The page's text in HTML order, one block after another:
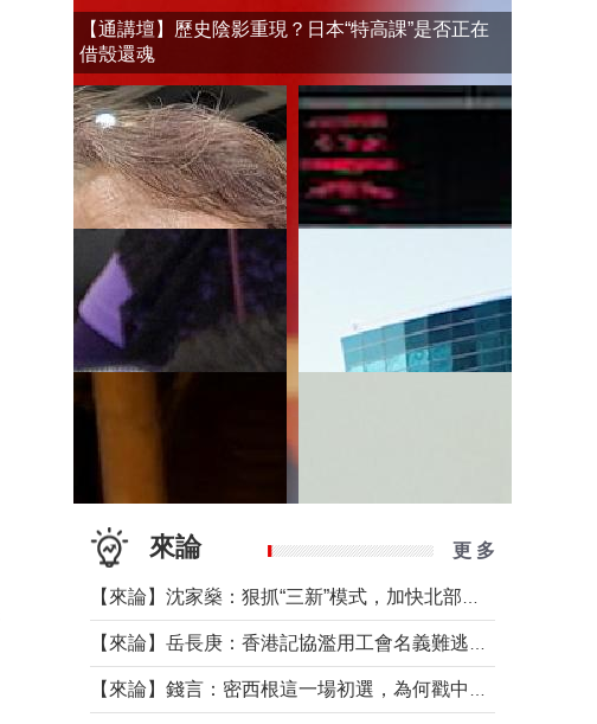
【通講壇】歷史陰影重現？日本“特高課”是否正在
借殼還魂
來論 更 多